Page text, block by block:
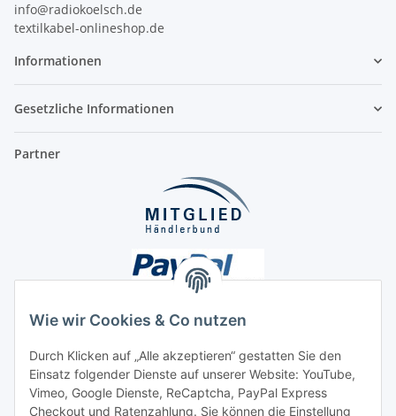
Wie wir Cookies & Co nutzen
Durch Klicken auf „Alle akzeptieren“ gestatten Sie den
Einsatz folgender Dienste auf unserer Website: YouTube,
Vimeo, Google Dienste, ReCaptcha, PayPal Express
Checkout und Ratenzahlung. Sie können die Einstellung
info@radiokoelsch.de
textilkabel-onlineshop.de
Informationen
Gesetzliche Informationen
Partner
Unsere Seiten